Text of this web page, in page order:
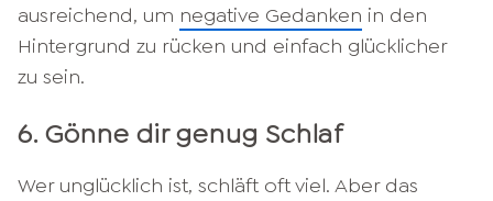
ausreichend, um negative Gedanken in den
Hintergrund zu rücken und einfach glücklicher
zu sein.
6. Gönne dir genug Schlaf
Wer unglücklich ist, schläft oft viel. Aber das